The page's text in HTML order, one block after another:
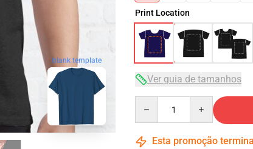
blank template
Print Location
Ver guia de tamanhos
Esta promoção